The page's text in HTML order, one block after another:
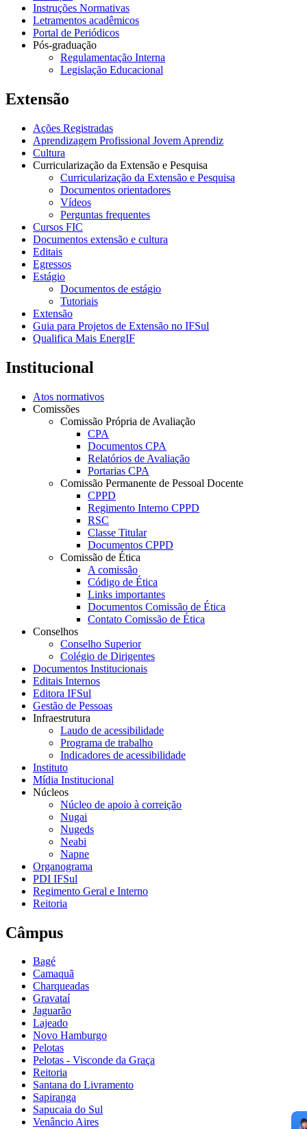
Instruções Normativas
Letramentos acadêmicos
Portal de Periódicos
Pós-graduação
Regulamentação Interna
Legislação Educacional
Extensão
Ações Registradas
Aprendizagem Profissional Jovem Aprendiz
Cultura
Curricularização da Extensão e Pesquisa
Curricularização da Extensão e Pesquisa
Documentos orientadores
Vídeos
Perguntas frequentes
Cursos FIC
Documentos extensão e cultura
Editais
Egressos
Estágio
Documentos de estágio
Tutoriais
Extensão
Guia para Projetos de Extensão no IFSul
Qualifica Mais EnergIF
Institucional
Atos normativos
Comissões
Comissão Própria de Avaliação
CPA
Documentos CPA
Relatórios de Avaliação
Portarias CPA
Comissão Permanente de Pessoal Docente
CPPD
Regimento Interno CPPD
RSC
Classe Titular
Documentos CPPD
Comissão de Ética
A comissão
Código de Ética
Links importantes
Documentos Comissão de Ética
Contato Comissão de Ética
Conselhos
Conselho Superior
Colégio de Dirigentes
Documentos Institucionais
Editais Internos
Editora IFSul
Gestão de Pessoas
Infraestrutura
Laudo de acessibilidade
Programa de trabalho
Indicadores de acessibilidade
Instituto
Mídia Institucional
Núcleos
Núcleo de apoio à correição
Nugai
Nugeds
Neabi
Napne
Organograma
PDI IFSul
Regimento Geral e Interno
Reitoria
Câmpus
Bagé
Camaquã
Charqueadas
Gravataí
Jaguarão
Lajeado
Novo Hamburgo
Pelotas
Pelotas - Visconde da Graça
Reitoria
Santana do Livramento
Sapiranga
Sapucaia do Sul
Venâncio Aires